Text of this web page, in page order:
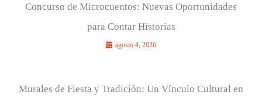
Concurso de Microcuentos: Nuevas Oportunidades
para Contar Historias
agosto 4, 2026
Murales de Fiesta y Tradición: Un Vínculo Cultural en